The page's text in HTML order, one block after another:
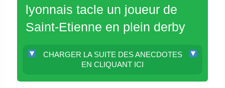
lyonnais tacle un joueur de
Saint-Etienne en plein derby
CHARGER LA SUITE DES ANECDOTES
EN CLIQUANT ICI